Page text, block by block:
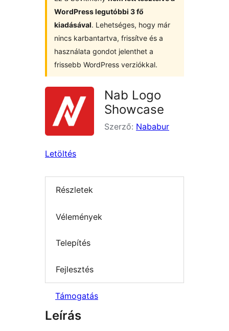
WordPress legutóbbi 3 fő
kiadásával. Lehetséges, hogy már
nincs karbantartva, frissítve és a
használata gondot jelenthet a
frissebb WordPress verziókkal.
Nab Logo
Showcase
Szerző: Nababur
Letöltés
Részletek
Vélemények
Telepítés
Fejlesztés
Támogatás
Leírás